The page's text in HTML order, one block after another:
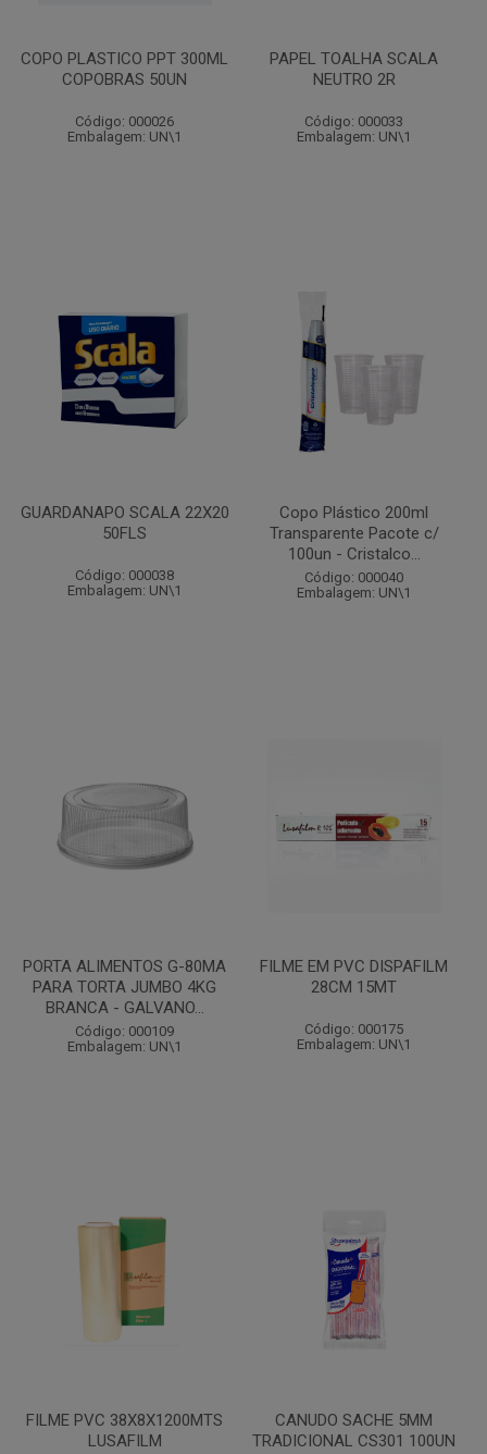
COPO PLASTICO PPT 300ML
COPOBRAS 50UN
Código: 000026
Embalagem: UN\1
PAPEL TOALHA SCALA
NEUTRO 2R
Código: 000033
Embalagem: UN\1
GUARDANAPO SCALA 22X20
50FLS
Código: 000038
Embalagem: UN\1
Copo Plástico 200ml
Transparente Pacote c/
100un - Cristalco...
Código: 000040
Embalagem: UN\1
PORTA ALIMENTOS G-80MA
PARA TORTA JUMBO 4KG
BRANCA - GALVANO...
Código: 000109
Embalagem: UN\1
FILME EM PVC DISPAFILM
28CM 15MT
Código: 000175
Embalagem: UN\1
FILME PVC 38X8X1200MTS
LUSAFILM
CANUDO SACHE 5MM
TRADICIONAL CS301 100UN